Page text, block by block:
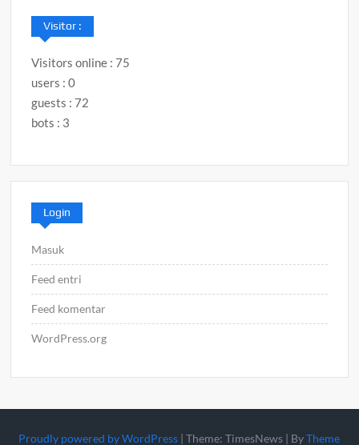
Visitor :
Visitors online : 75
users : 0
guests : 72
bots : 3
Login
Masuk
Feed entri
Feed komentar
WordPress.org
Proudly powered by WordPress |Theme: TimesNews | ByTheme